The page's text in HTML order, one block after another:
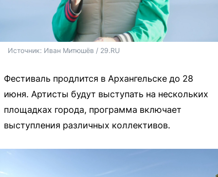
Источник: Иван Митюшёв / 29.RU
Фестиваль продлится в Архангельске до 28
июня. Артисты будут выступать на нескольких
площадках города, программа включает
выступления различных коллективов.